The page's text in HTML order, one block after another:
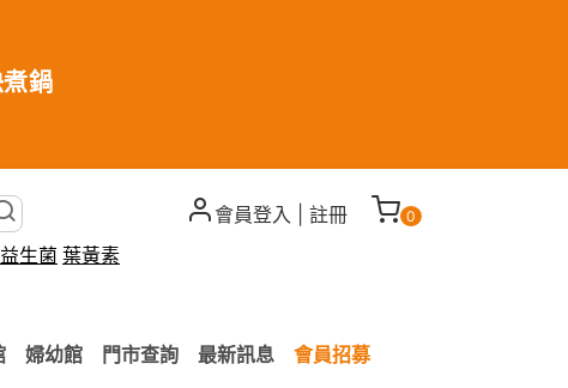
鍋
益生菌 葉黃素
會員登入 註冊 0
婦幼館 門市查詢 最新訊息 會員招募